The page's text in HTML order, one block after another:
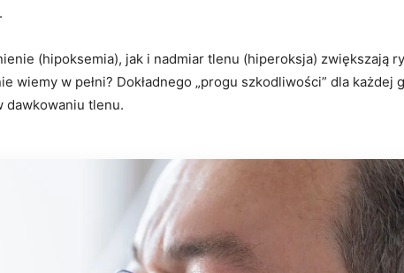
(hipoksemia), jak i nadmiar tlenu (hiperoksja) zwiększają
wiemy w pełni? Dokładnego „progu szkodliwości” dla
dawkowaniu tlenu.